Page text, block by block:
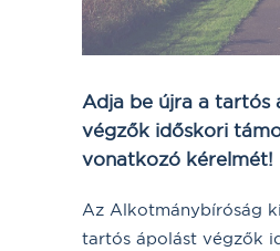
Adja be újra a tartós
végzők időskori
vonatkozó kérelmét!
Az Alkotmánybíróság
tartós ápolást végzők